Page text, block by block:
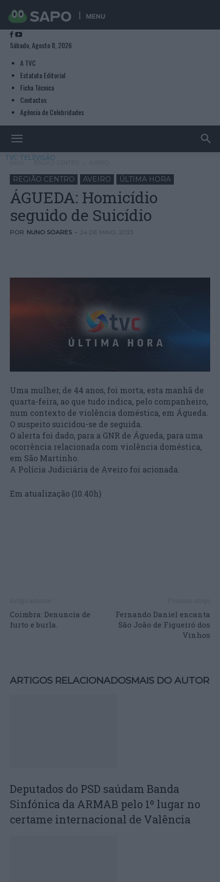
MENU
Sábado, Agosto 8, 2026
A TVC
Estatuto Editorial
Ficha Técnica
Contactos
Agência de Celebridades
TVC TELEVISÃO
Início REGIÃO CENTRO
REGIÃO CENTRO AVEIRO ÚLTIMA HORA
ÁGUEDA: Homicídio
seguido de Suicídio
POR NUNO SOARES - 24 DE MAIO, 2023
Uma mulher, de 44 anos, foi morta, esta manhã de
quarta-feira, ao que tudo indica, pelo companheiro,
num contexto de violência doméstica, em Águeda.
O suspeito suicidou-se de seguida.
O alerta foi dado, para a GNR de Águeda, para uma
ocorrência relacionada com violência doméstica,
em São Martinho.
A Polícia Judiciária de Aveiro foi acionada.
Em atualização (10.40h)
Coimbra: Denuncia de
furto e burla.
Fernando Daniel encanta
São João de Figueiró dos
Vinhos
ARTIGOS RELACIONADOSMAIS DO AUTOR
Deputados do PSD saúdam Banda
Sinfónica da ARMAB pelo 1º lugar no
certame internacional de Valência